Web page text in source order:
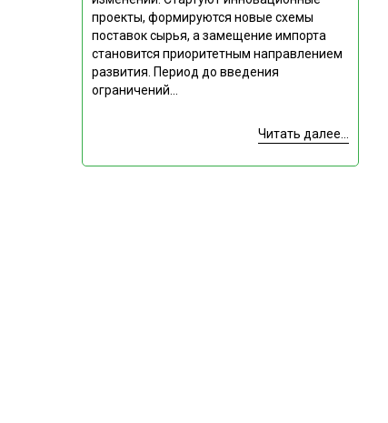
проекты, формируются новые схемы
поставок сырья, а замещение импорта
становится приоритетным направлением
развития. Период до введения
ограничений...
Читать далее...